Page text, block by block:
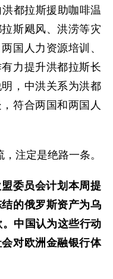
都拉斯援助咖啡温
斯飓风、洪涝等灾
国人力资源培训、
力提升洪都拉斯长
，中洪关系为洪都
符合两国和两国人
注定是绝路一条。
委员会计划本周提
的俄罗斯资产为乌
中国认为这些行动
对欧洲金融银行体